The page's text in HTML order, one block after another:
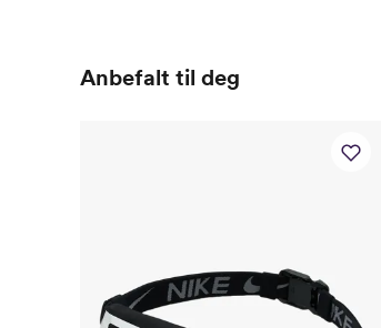
Anbefalt til deg